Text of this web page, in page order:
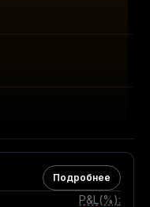
Подробнее
P&L(%):